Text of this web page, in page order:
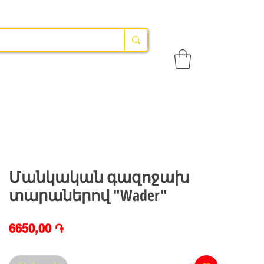
Մանկական գազոջախ
տարաներով "Wader"
6650,00 ֏Price